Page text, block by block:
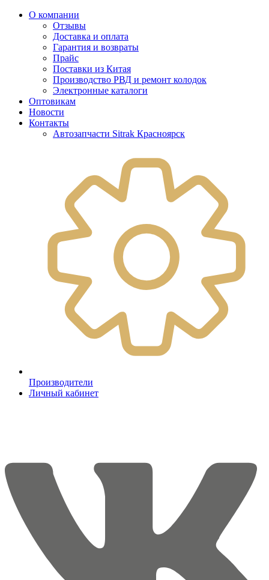
О компании
Отзывы
Доставка и оплата
Гарантия и возвраты
Прайс
Поставки из Китая
Производство РВД и ремонт колодок
Электронные каталоги
Оптовикам
Новости
Контакты
Автозапчасти Sitrak Красноярск
Производители
Личный кабинет